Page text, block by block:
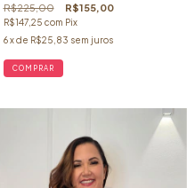
R$225,00 R$155,00
R$147,25 com Pix
6 x de R$25,83 sem juros
COMPRAR